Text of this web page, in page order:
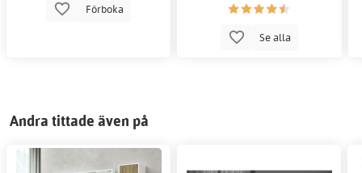
Förboka
Se alla
Andra tittade även på